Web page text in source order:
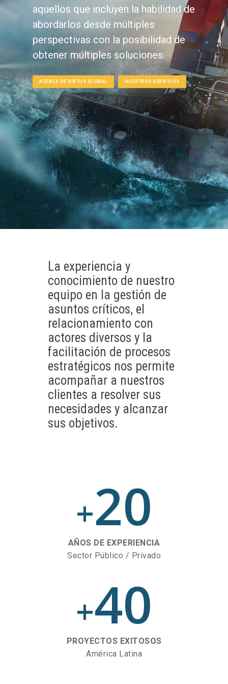
aquellos que incluyen la habilidad de
abordarlos desde múltiples
perspectivas con la posibilidad de
obtener múltiples soluciones.
ACERCA DE VIRTUS GLOBAL NUESTROS SERVICIOS
La experiencia y
conocimiento de nuestro
equipo en la gestión de
asuntos críticos, el
relacionamiento con
actores diversos y la
facilitación de procesos
estratégicos nos permite
acompañar a nuestros
clientes a resolver sus
necesidades y alcanzar
sus objetivos.
+20
AÑOS DE EXPERIENCIA
Sector Público / Privado
+40
PROYECTOS EXITOSOS
América Latina